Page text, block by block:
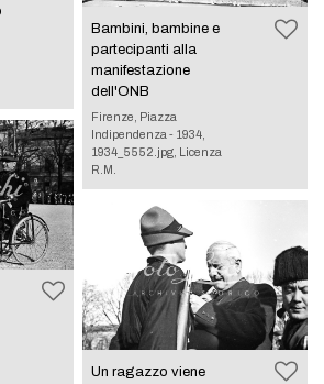
Bambini, bambine e
partecipanti alla
manifestazione
dell'ONB
Firenze, Piazza
Indipendenza - 1934,
1934_5552.jpg, Licenza
R.M.
Un ragazzo viene